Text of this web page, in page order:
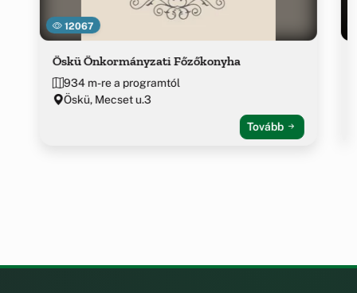
12067
Öskü Önkormányzati Főzőkonyha
934 m-re a programtól
Öskü, Mecset u.3
Tovább